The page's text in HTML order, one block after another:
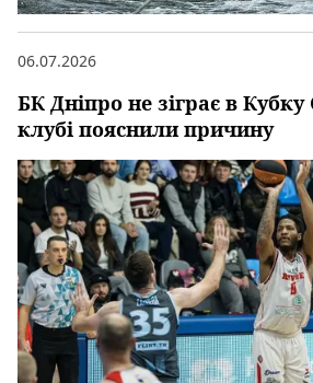
БК Дніпро не зіграє в
клубі пояснили причину
06.07.2026